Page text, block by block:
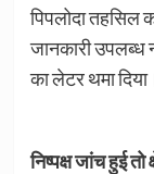
पिपलोदा तहसिल
जानकारी उपलब्ध
का लेटर थमा
निष्पक्ष जांच हुई